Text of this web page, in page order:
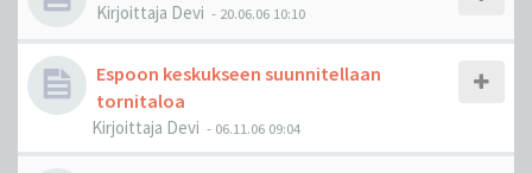
Kirjoittaja Devi - 20.06.06 10:10
Espoon keskukseen suunnitellaan
tornitaloa
Kirjoittaja Devi - 06.11.06 09:04